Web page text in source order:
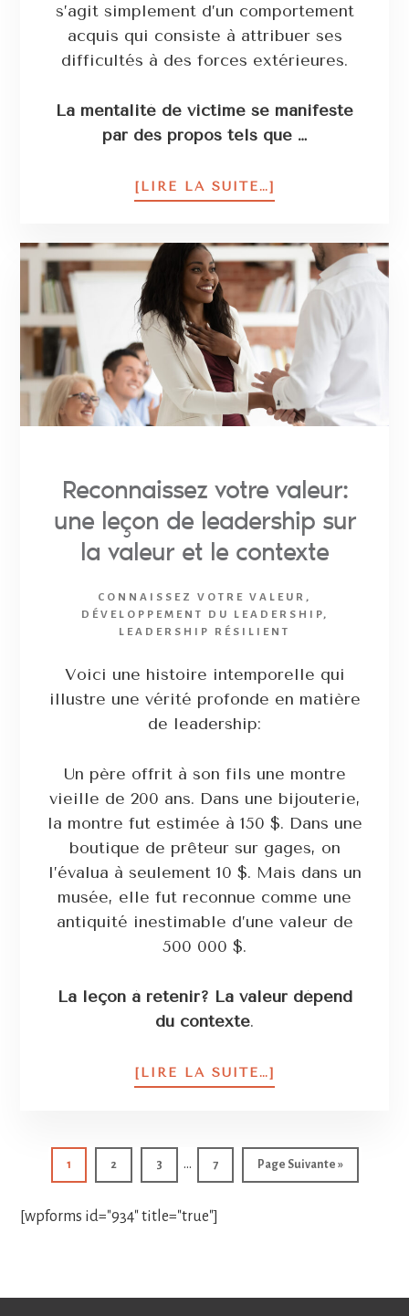
s’agit simplement d’un comportement
acquis qui consiste à attribuer ses
difficultés à des forces extérieures.
La mentalité de victime se manifeste
par des propos tels que …
[LIRE LA SUITE…]
Reconnaissez votre valeur:
une leçon de leadership sur
la valeur et le contexte
CONNAISSEZ VOTRE VALEUR ,
DÉVELOPPEMENT DU LEADERSHIP,
LEADERSHIP RÉSILIENT
Voici une histoire intemporelle qui
illustre une vérité profonde en matière
de leadership:
Un père offrit à son fils une montre
vieille de 200 ans. Dans une bijouterie,
la montre fut estimée à 150 $. Dans une
boutique de prêteur sur gages, on
l’évalua à seulement 10 $. Mais dans un
musée, elle fut reconnue comme une
antiquité inestimable d’une valeur de
500 000 $.
La leçon à retenir? La valeur dépend
du contexte.
[LIRE LA SUITE…]
1 2 3 … 7 Page Suivante »
[wpforms id="934" title="true"]